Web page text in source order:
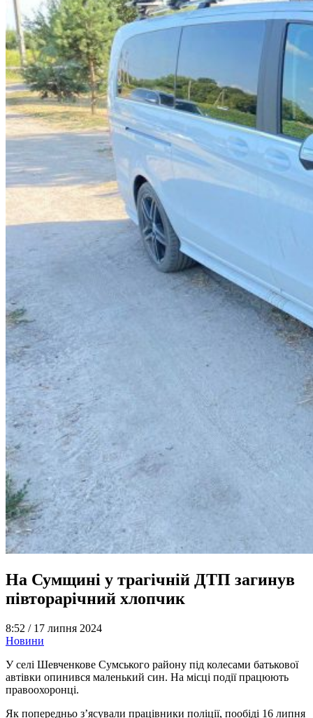
На Сумщині у трагічній ДТП загинув
півторарічний хлопчик
8:52 / 17 липня 2024
Новини
У селі Шевченкове Сумського району під колесами батькової
автівки опинився маленький син. На місці події працюють
правоохоронці.
Як попередньо зʼясували працівники поліції, пообіді 16 липня